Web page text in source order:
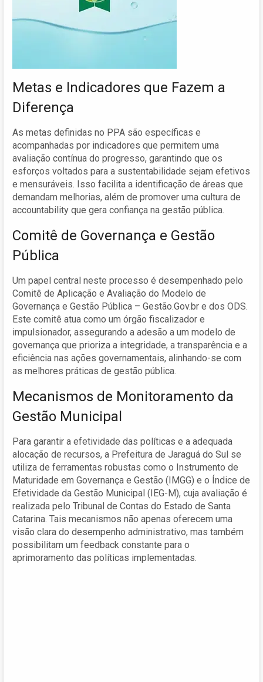
Metas e Indicadores que Fazem a
Diferença
As metas definidas no PPA são específicas e
acompanhadas por indicadores que permitem uma
avaliação contínua do progresso, garantindo que os
esforços voltados para a sustentabilidade sejam efetivos
e mensuráveis. Isso facilita a identificação de áreas que
demandam melhorias, além de promover uma cultura de
accountability que gera confiança na gestão pública.
Comitê de Governança e Gestão
Pública
Um papel central neste processo é desempenhado pelo
Comitê de Aplicação e Avaliação do Modelo de
Governança e Gestão Pública – Gestão.Gov.br e dos ODS.
Este comitê atua como um órgão fiscalizador e
impulsionador, assegurando a adesão a um modelo de
governança que prioriza a integridade, a transparência e a
eficiência nas ações governamentais, alinhando-se com
as melhores práticas de gestão pública.
Mecanismos de Monitoramento da
Gestão Municipal
Para garantir a efetividade das políticas e a adequada
alocação de recursos, a Prefeitura de Jaraguá do Sul se
utiliza de ferramentas robustas como o Instrumento de
Maturidade em Governança e Gestão (IMGG) e o Índice de
Efetividade da Gestão Municipal (IEG-M), cuja avaliação é
realizada pelo Tribunal de Contas do Estado de Santa
Catarina. Tais mecanismos não apenas oferecem uma
visão clara do desempenho administrativo, mas também
possibilitam um feedback constante para o
aprimoramento das políticas implementadas.